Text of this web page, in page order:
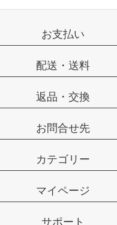
お支払い
配送・送料
返品・交換
お問合せ先
カテゴリー
マイページ
サポート